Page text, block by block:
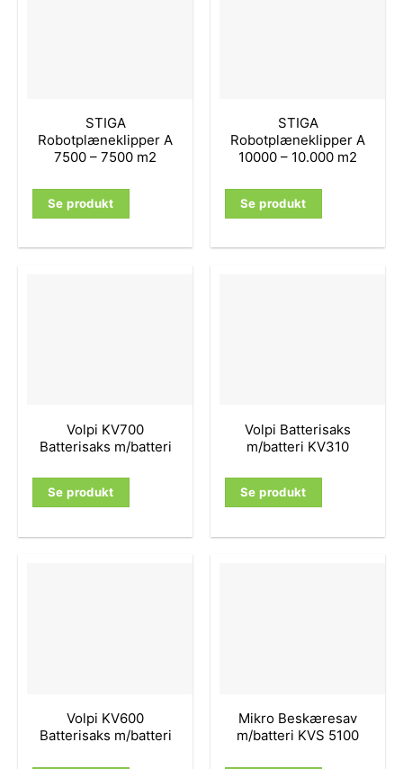
STIGA
Robotplæneklipper A
7500 – 7500 m2
Se produkt
STIGA
Robotplæneklipper A
10000 – 10.000 m2
Se produkt
Volpi KV700
Batterisaks m/batteri
Se produkt
Volpi Batterisaks
m/batteri KV310
Se produkt
Volpi KV600
Batterisaks m/batteri
Mikro Beskæresav
m/batteri KVS 5100